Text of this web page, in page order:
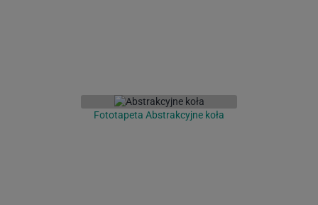
Fototapeta Abstrakcyjne koła